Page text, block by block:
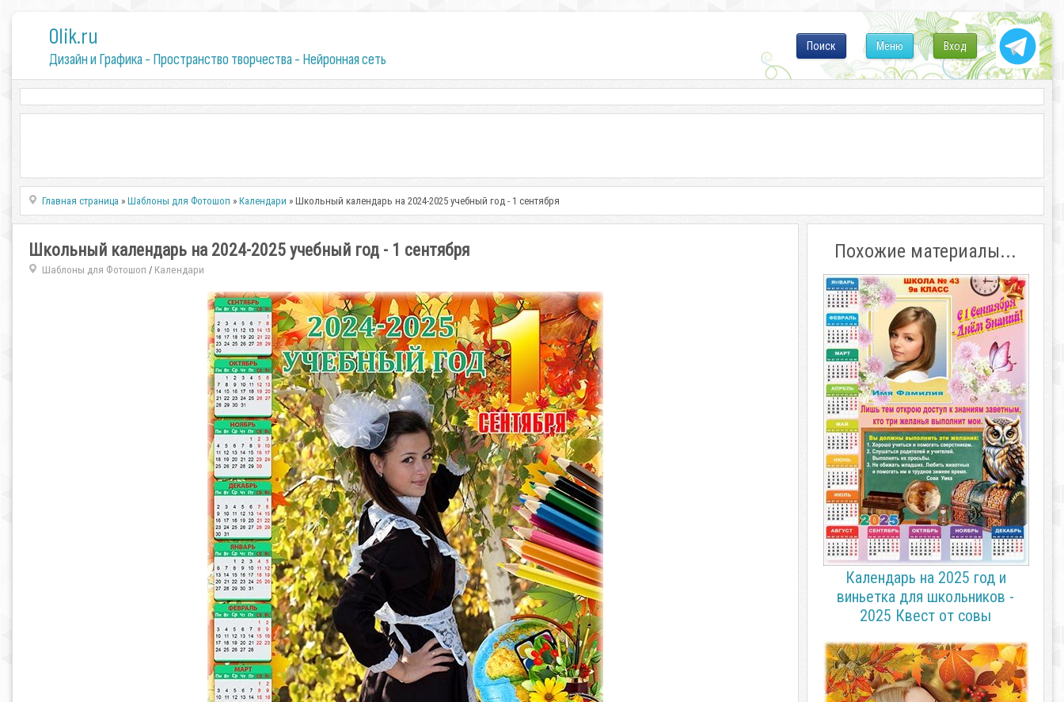
0lik.ru
Дизайн и Графика - Пространство творчества - Нейронная сеть
Вход
Меню
Поиск
Главная страница »Шаблоны для Фотошоп »Календари » Школьный календарь на 2024-2025 учебный год - 1 сентября
Школьный календарь на 2024-2025 учебный год - 1 сентября
Шаблоны для Фотошоп / Календари
Похожие материалы...
Календарь на 2025 год и
виньетка для школьников -
2025 Квест от совы